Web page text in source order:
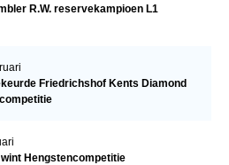
R.W. reservekampioen L1
Friedrichshof Kents Diamond
Hengstencompetitie